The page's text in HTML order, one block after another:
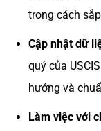
trong cách
Cập nhật dữ
quý của
hướng và
Làm việc với